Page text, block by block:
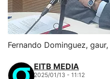
Fernando Dominguez,
EITB MEDIA
2025/01/13 - 11:12